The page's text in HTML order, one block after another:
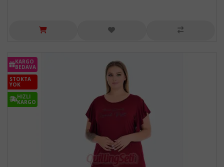
KARGO
BEDAVA
STOKTA
YOK
HIZLI
KARGO